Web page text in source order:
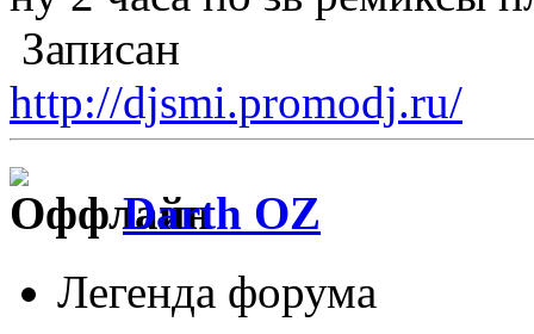
Записан
http://djsmi.promodj.ru/
Darth OZ
Легенда форума